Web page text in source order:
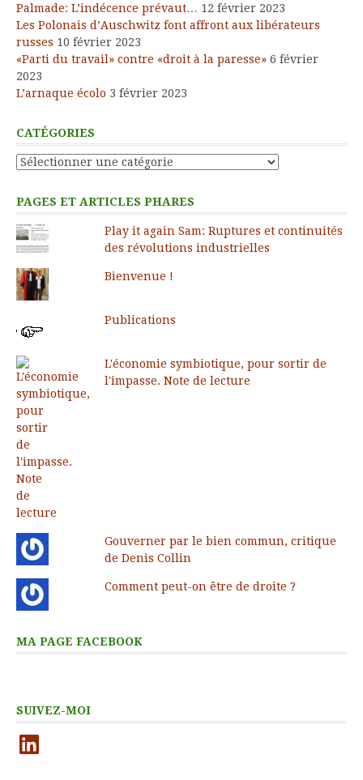
Palmade: L’indécence prévaut… 12 février 2023
Les Polonais d’Auschwitz font affront aux libérateurs
russes 10 février 2023
«Parti du travail» contre «droit à la paresse» 6 février
2023
L’arnaque écolo 3 février 2023
CATÉGORIES
Catégories
PAGES ET ARTICLES PHARES
Play it again Sam: Ruptures et continuités
des révolutions industrielles
Bienvenue !
Publications
L'économie symbiotique, pour sortir de
l'impasse. Note de lecture
Gouverner par le bien commun, critique
de Denis Collin
Comment peut-on être de droite ?
MA PAGE FACEBOOK
SUIVEZ-MOI
LinkedIn